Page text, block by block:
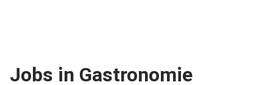
Jobs in Gastronomie